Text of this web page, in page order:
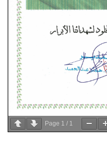
Page 1 / 1